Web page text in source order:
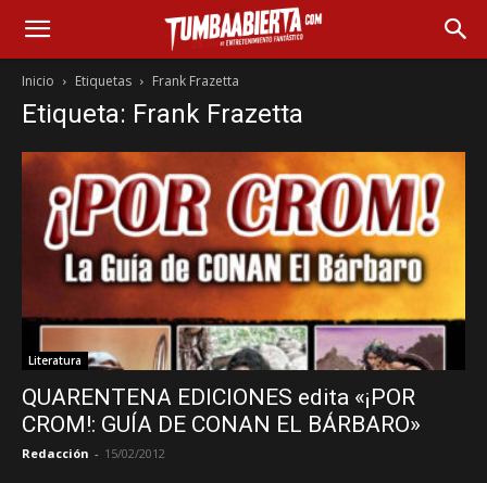
Inicio Etiquetas Frank Frazetta
Etiqueta: Frank Frazetta
Literatura
QUARENTENA EDICIONES edita «¡POR
CROM!: GUÍA DE CONAN EL BÁRBARO»
Redacción - 15/02/2012